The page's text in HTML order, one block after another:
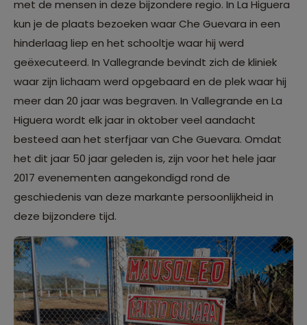
met de mensen in deze bijzondere regio. In La Higuera
kun je de plaats bezoeken waar Che Guevara in een
hinderlaag liep en het schooltje waar hij werd
geëxecuteerd. In Vallegrande bevindt zich de kliniek
waar zijn lichaam werd opgebaard en de plek waar hij
meer dan 20 jaar was begraven. In Vallegrande en La
Higuera wordt elk jaar in oktober veel aandacht
besteed aan het sterfjaar van Che Guevara. Omdat
het dit jaar 50 jaar geleden is, zijn voor het hele jaar
2017 evenementen aangekondigd rond de
geschiedenis van deze markante persoonlijkheid in
deze bijzondere tijd.